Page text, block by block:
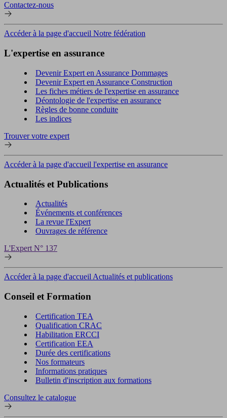
Contactez-nous
Accéder à la page d'accueil Notre fédération
L'expertise en assurance
Devenir Expert en Assurance Dommages
Devenir Expert en Assurance Construction
Les fiches métiers de l'expertise en assurance
Déontologie de l'expertise en assurance
Règles de bonne conduite
Les indices
Trouver votre expert
Accéder à la page d'accueil l'expertise en assurance
Actualités et Publications
Actualités
Événements et conférences
La revue l'Expert
Ouvrages de référence
L'Expert N° 137
Accéder à la page d'accueil Actualités et publications
Conseil et Formation
Certification TEA
Qualification CRAC
Habilitation ERCCI
Certification EEA
Durée des certifications
Nos formateurs
Informations pratiques
Bulletin d'inscription aux formations
Consultez le catalogue